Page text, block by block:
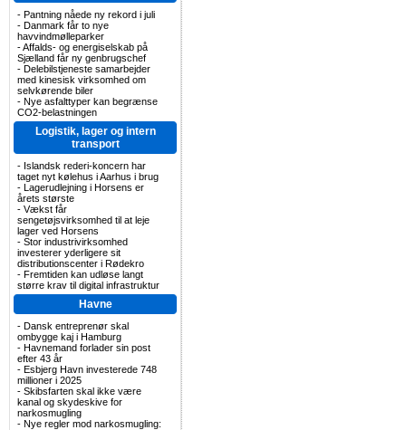
- Pantning nåede ny rekord i juli
- Danmark får to nye
havvindmølleparker
-Affalds- og energiselskab på
Sjælland får ny genbrugschef
- Delebilstjeneste samarbejder
med kinesisk virksomhed om
selvkørende biler
- Nye asfalttyper kan begrænse
CO2-belastningen
Logistik, lager og intern
transport
- Islandsk rederi-koncern har
taget nyt kølehus i Aarhus i brug
- Lagerudlejning i Horsens er
årets største
- Vækst får
sengetøjsvirksomhed til at leje
lager ved Horsens
- Stor industrivirksomhed
investerer yderligere sit
distributionscenter i Rødekro
- Fremtiden kan udløse langt
større krav til digital infrastruktur
Havne
- Dansk entreprenør skal
ombygge kaj i Hamburg
- Havnemand forlader sin post
efter 43 år
- Esbjerg Havn investerede 748
millioner i 2025
- Skibsfarten skal ikke være
kanal og skydeskive for
narkosmugling
- Nye regler mod narkosmugling: